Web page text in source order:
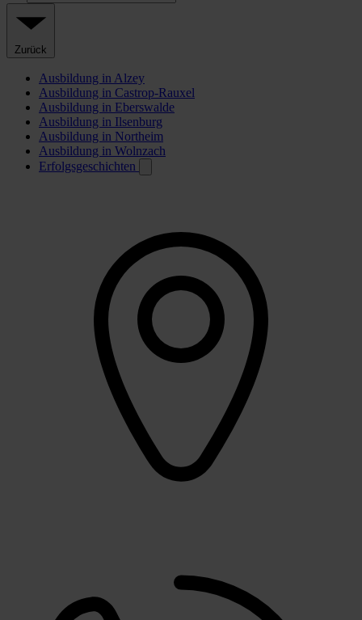
Zurück
Ausbildung in Alzey
Ausbildung in Castrop-Rauxel
Ausbildung in Eberswalde
Ausbildung in Ilsenburg
Ausbildung in Northeim
Ausbildung in Wolnzach
Erfolgsgeschichten